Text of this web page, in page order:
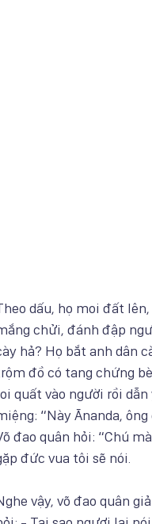
dấu, họ moi đất
chửi, đánh đập
hả? Họ bắt anh dân
đồ có tang chứng
quất vào người rồi
“Này Ānanda,
đao quân hỏi: “Chú
đức vua tôi sẽ nói.
vậy, võ đao quân